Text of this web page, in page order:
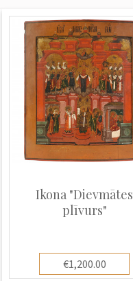
Ikona "Dievmātes
plīvurs"
€1,200.00